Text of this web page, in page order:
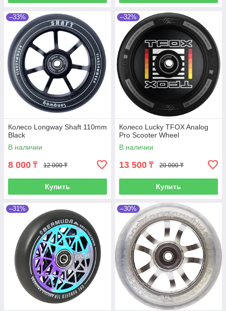
–33%
Колесо Longway Shaft 110mm
Black
В наличии
8 000 ₸ 12 000 ₸
Купить
–32%
Колесо Lucky TFOX Analog
Pro Scooter Wheel
В наличии
13 500 ₸ 20 000 ₸
Купить
–31% –30%